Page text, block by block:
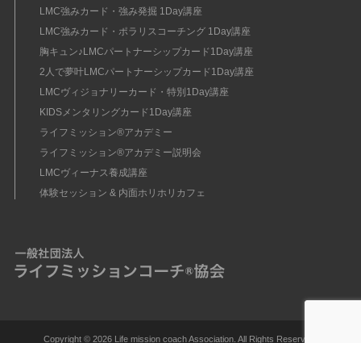
LMC強みカード・強み発掘 1Day講座
LMC強みカード・ポラリスコーチング 1Day講座
胸キュン♪LMCパートナーシップカード1Day講座
2人で夢叶LMCパートナーシップカード1Day講座
LMCヴィジョナリーカード・特別1Day講座
KIDSメンタリングカード1Day講座
ライフミッション®︎アカデミー
ライフミッション®︎アカデミー説明会
LMCヴィーナス養成講座
体験セッション & 内面ホリホリカフェ
Copyright © 2026 Life mission coach Association. All Rights Reserved.